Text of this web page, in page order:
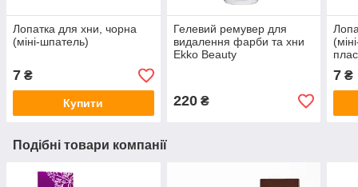
Лопатка для хни, чорна
(міні-шпатель)
7 ₴
Купити
Гелевий ремувер для
видалення фарби та хни
Ekko Beauty
220₴
7 ₴
Подібні товари компанії